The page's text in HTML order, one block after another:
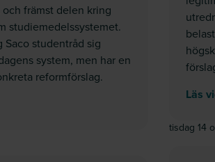
främst delen kring
studiemedelssystemet.
studentråd sig
system, men har en
reformförslag.
SOU 2024:29: Goda möjligheter
Läs
tisdag 14